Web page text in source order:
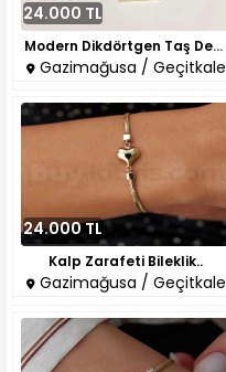
24.000 TL
Modern Dikdörtgen Taş Detaylı ..
Gazimağusa / Geçitkale
24.000 TL
Kalp Zarafeti Bileklik..
Gazimağusa / Geçitkale